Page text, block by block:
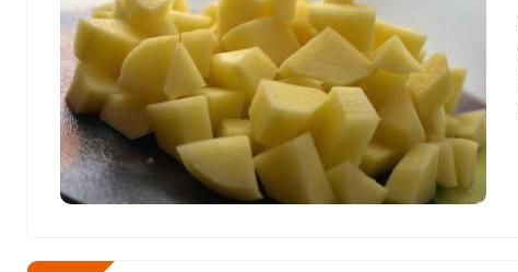
Фтор
Хром 12.4 мкг
Цинк 6.9 мг
Бор 959.8 мкг
Ванадий 208.1 мкг